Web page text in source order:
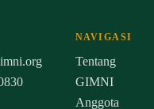
NAVIGASI
Tentang
GIMNI
Anggota